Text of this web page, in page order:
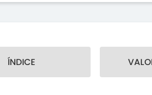
ÍNDICE